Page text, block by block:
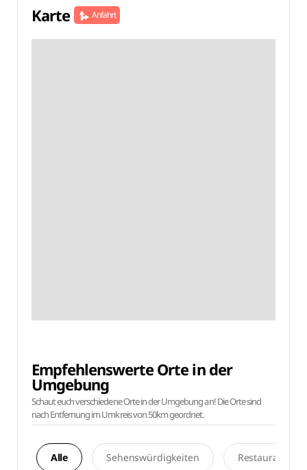
Karte Anfahrt
Empfehlenswerte Orte in der
Umgebung
Schaut euch verschiedene Orte in der Umgebung an! Die Orte sind
nach Entfernung im Umkreis von 50km geordnet.
Alle Sehenswürdigkeiten Restaurants